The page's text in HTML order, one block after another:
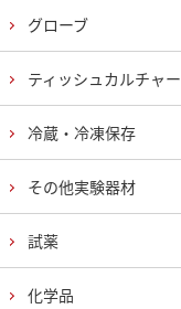
グローブ
ティッシュカルチャー
冷蔵・冷凍保存
その他実験器材
試薬
化学品